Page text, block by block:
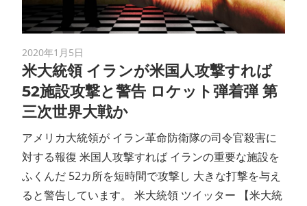
2020年1月5日
米大統領 イランが米国人攻撃すれば
52施設攻撃と警告 ロケット弾着弾 第
三次世界大戦か
アメリカ大統領が イラン革命防衛隊の司令官殺害に
対する報復 米国人攻撃すれば イランの重要な施設を
ふくんだ 52カ所を短時間で攻撃し 大きな打撃を与え
ると警告しています。 米大統領 ツイッター 【米大統